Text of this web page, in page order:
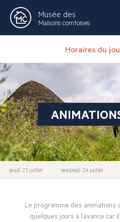
Musée des
Maisons comtoises
Horaires du
jeudi 23 juillet vendredi 24 juillet
Le programme des
quelques jours à l’avance